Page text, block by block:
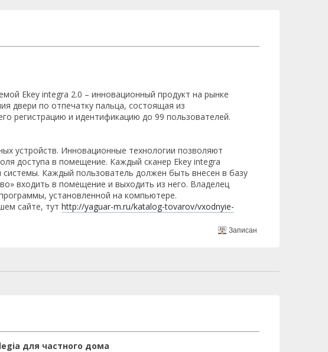
Ekey integra 2.0 – инновационный продукт на рынке
двери по отпечатку пальца, состоящая из
регистрацию и идентификацию до 99 пользователей.
устройств. Инновационные технологии позволяют
доступа в помещение. Каждый сканер Ekey integra
Каждый пользователь должен быть внесен в базу
входить в помещение и выходить из него. Владелец
установленной на компьютере.
сайте, тут http://yaguar-m.ru/katalog-tovarov/vxodnyie-
Записан
для частного дома